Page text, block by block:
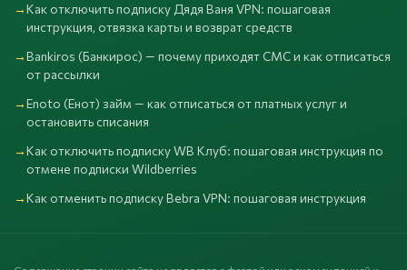
Как отключить подписку Дядя Ваня VPN: пошаговая
инструкция, отвязка карты и возврат средств
Bankiros (Банкирос) — почему приходят СМС и как отписаться
от рассылки
Enoto (Енот) займ — как отписаться от платных услуг и
остановить списания
Как отключить подписку WB Клуб: пошаговая инструкция по
отмене подписки Wildberries
Как отменить подписку Bebra VPN: пошаговая инструкция